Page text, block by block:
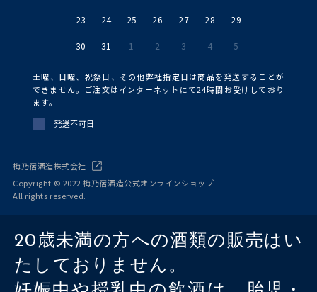
23 24 25 26 27 28 29
30 31 1 2 3 4 5
土曜、日曜、祝祭日、その他弊社指定日は商品を発送することが
できません。ご注文はインターネットにて24時間お受けしており
ます。
発送不可日
梅乃宿酒造株式会社
Copyright © 2022 梅乃宿酒造公式オンラインショップ
All rights reserved.
20歳未満の方への酒類の販売はい
たしておりません。